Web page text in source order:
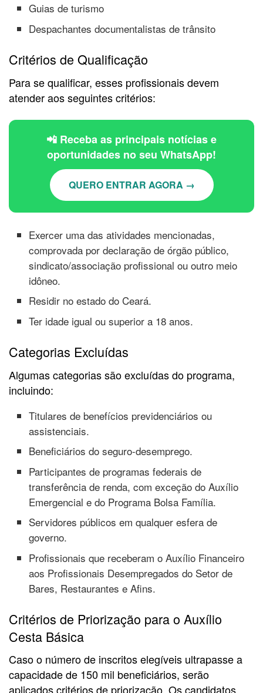
Guias de turismo
Despachantes documentalistas de trânsito
Critérios de Qualificação
Para se qualificar, esses profissionais devem
atender aos seguintes critérios:
📲 Receba as principais notícias e
oportunidades no seu WhatsApp!
QUERO ENTRAR AGORA →
Exercer uma das atividades mencionadas,
comprovada por declaração de órgão público,
sindicato/associação profissional ou outro meio
idôneo.
Residir no estado do Ceará.
Ter idade igual ou superior a 18 anos.
Categorias Excluídas
Algumas categorias são excluídas do programa,
incluindo:
Titulares de benefícios previdenciários ou
assistenciais.
Beneficiários do seguro-desemprego.
Participantes de programas federais de
transferência de renda, com exceção do Auxílio
Emergencial e do Programa Bolsa Família.
Servidores públicos em qualquer esfera de
governo.
Profissionais que receberam o Auxílio Financeiro
aos Profissionais Desempregados do Setor de
Bares, Restaurantes e Afins.
Critérios de Priorização para o Auxílio
Cesta Básica
Caso o número de inscritos elegíveis ultrapasse a
capacidade de 150 mil beneficiários, serão
aplicados critérios de priorização. Os candidatos